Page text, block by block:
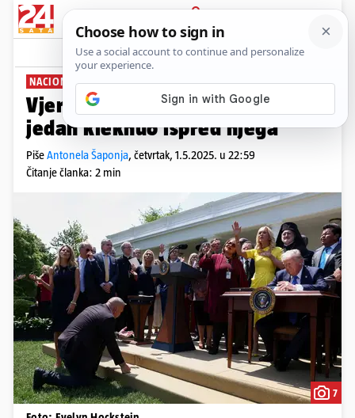
PRIJAVA
News Komentari
NACIONALNI DAN MOLITVE
Vjerski vođe molili s Trumpom,
jedan kleknuo ispred njega
PišeAntonela Šaponja, četvrtak, 1.5.2025. u 22:59
Čitanje članka: 2 min
7